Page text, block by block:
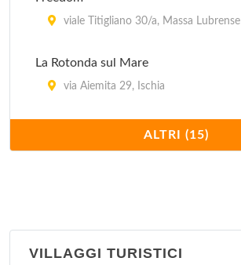
viale Titigliano 30/a, Massa Lubrense
La Rotonda sul Mare
via Aiemita 29, Ischia
Le Terrazze Hotel Residence
via Nastro Verde 98, Sorrento
Nettuno
ALTRI (15)
VILLAGGI TURISTICI